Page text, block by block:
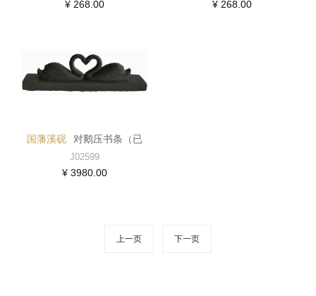
¥ 268.00 ¥ 268.00
国藩溪砚
对鹅压书条（已
J02599
¥ 3980.00
上一页 下一页